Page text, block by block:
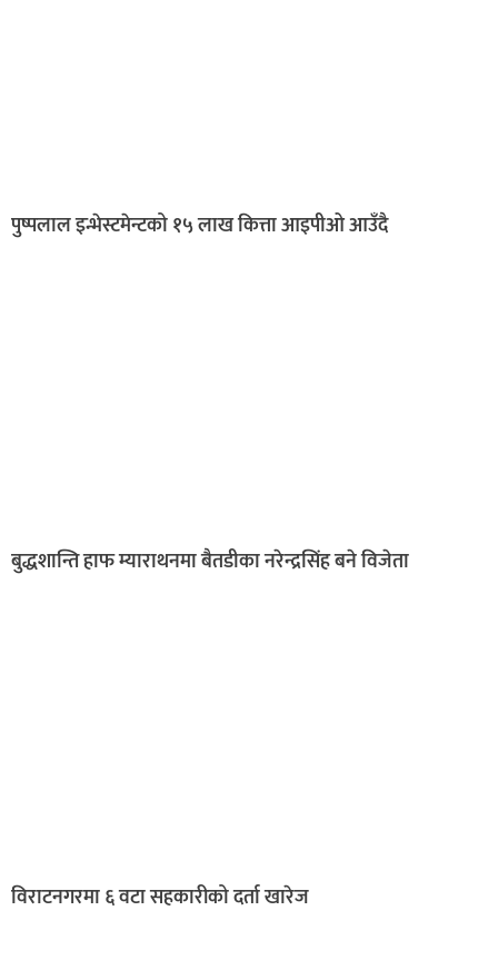
पुष्पलाल इन्भेस्टमेन्टको १५ लाख कित्ता आइपीओ आउँदै
बुद्धशान्ति हाफ म्याराथनमा बैतडीका नरेन्द्रसिंह बने विजेता
विराटनगरमा ६ वटा सहकारीको दर्ता खारेज